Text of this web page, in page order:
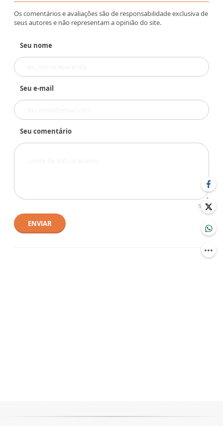
Os comentários e avaliações são de responsabilidade exclusiva de
seus autores e não representam a opinião do site.
Seu nome
Seu e-mail
Seu comentário
500
ENVIAR